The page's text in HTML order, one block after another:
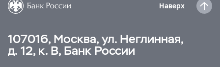
Наверх
107016, Москва, ул. Неглинная,
д. 12, к. В, Банк России